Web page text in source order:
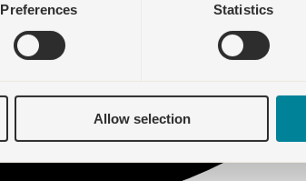
Preferences Statistics
Allow selection